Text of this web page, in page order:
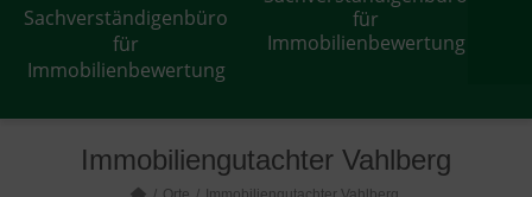
Sachverständigenbüro
für
Immobilienbewertung
für
Immobilienbewertung
Immobiliengutachter Vahlberg